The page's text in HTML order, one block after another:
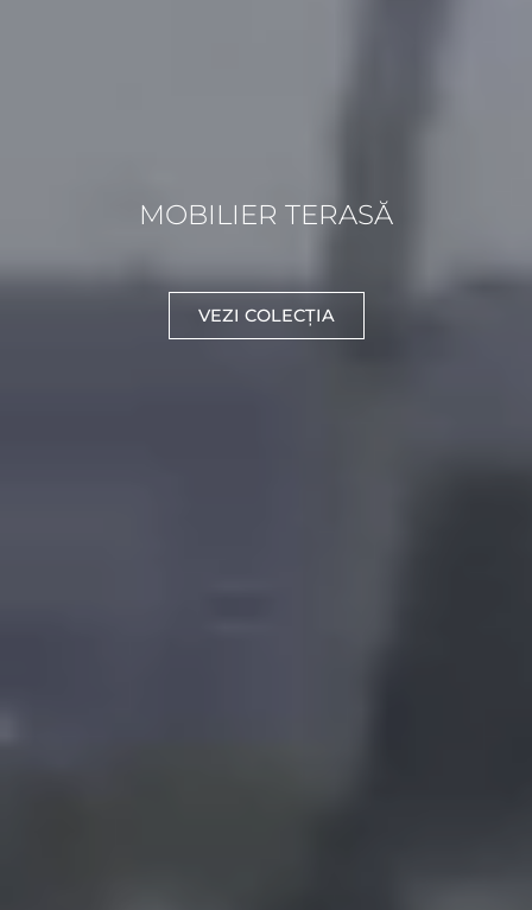
MOBILIER TERASĂ
VEZI COLECȚIA